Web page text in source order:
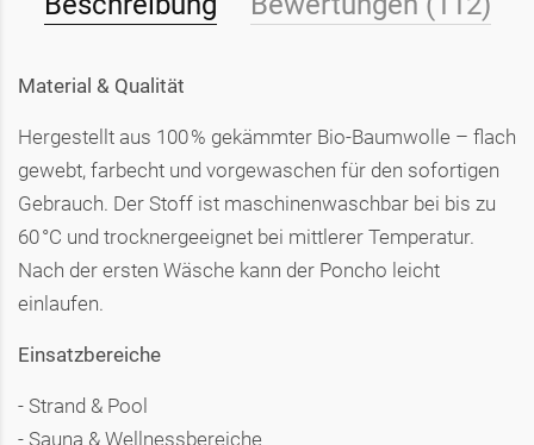
Material & Qualität
Hergestellt aus 100 % gekämmter Bio-Baumwolle – flach
gewebt, farbecht und vorgewaschen für den sofortigen
Gebrauch. Der Stoff ist maschinenwaschbar bei bis zu
60 °C und trocknergeeignet bei mittlerer Temperatur.
Nach der ersten Wäsche kann der Poncho leicht
einlaufen.
Einsatzbereiche
- Strand & Pool
- Sauna & Wellnessbereiche